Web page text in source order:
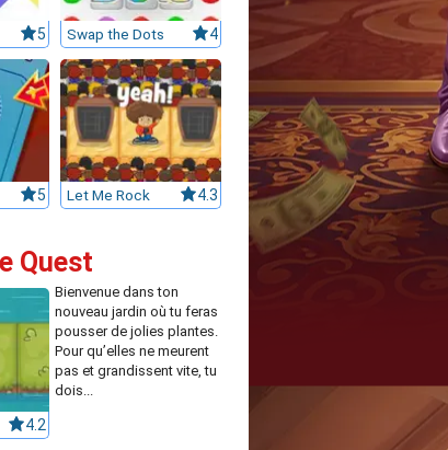
5 Swap the Dots 4
5 Let Me Rock 4.3
Quest
4.2
Bienvenue dans ton
nouveau jardin où tu feras
pousser de jolies plantes.
Pour qu’elles ne meurent
pas et grandissent vite, tu
dois...